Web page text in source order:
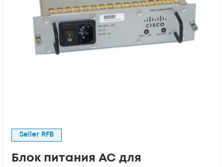
Seller RFB
Блок питания AC для